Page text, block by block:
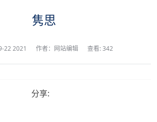
隽思
22 2021 作者：网站编辑 查看: 342
分享: